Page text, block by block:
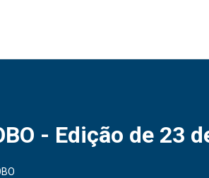
- Edição de 23